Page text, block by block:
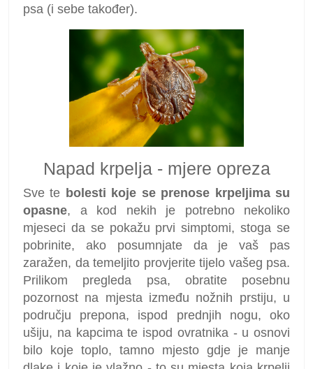
psa (i sebe također).
Napad krpelja - mjere opreza
Sve te bolesti koje se prenose krpeljima su
opasne, a kod nekih je potrebno nekoliko
mjeseci da se pokažu prvi simptomi, stoga se
pobrinite, ako posumnjate da je vaš pas
zaražen, da temeljito provjerite tijelo vašeg psa.
Prilikom pregleda psa, obratite posebnu
pozornost na mjesta između nožnih prstiju, u
području prepona, ispod prednjih nogu, oko
ušiju, na kapcima te ispod ovratnika - u osnovi
bilo koje toplo, tamno mjesto gdje je manje